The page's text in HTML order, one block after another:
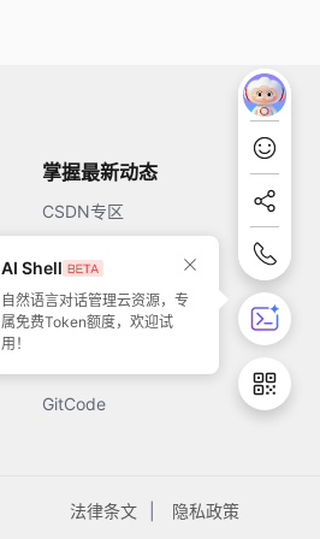
AI Shell
自然语言对话管理云资源，专
属免费Token额度，欢迎试
用！
掌握最新动态
CSDN专区
开源中国
51CTO
GitCode
法律条文 隐私政策